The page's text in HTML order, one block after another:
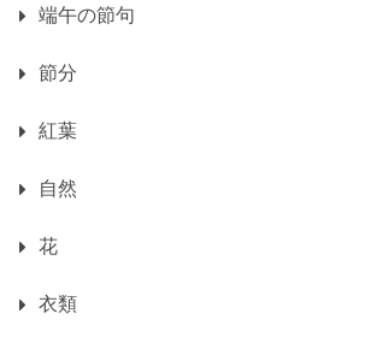
端午の節句
節分
紅葉
自然
花
衣類